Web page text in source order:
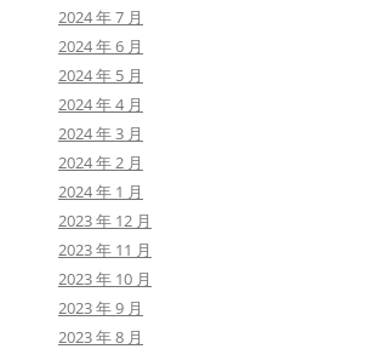
2024 年 7 月
2024 年 6 月
2024 年 5 月
2024 年 4 月
2024 年 3 月
2024 年 2 月
2024 年 1 月
2023 年 12 月
2023 年 11 月
2023 年 10 月
2023 年 9 月
2023 年 8 月